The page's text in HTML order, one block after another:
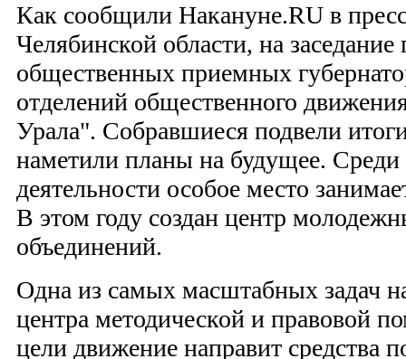
Как сообщили Накануне.RU в
Челябинской области, на
общественных приемных
отделений общественного
Урала". Собравшиеся подвели
наметили планы на будущее.
деятельности особое место
В этом году создан центр
объединений.
Одна из самых масштабных задач
центра методической и правовой
цели движение направит средства